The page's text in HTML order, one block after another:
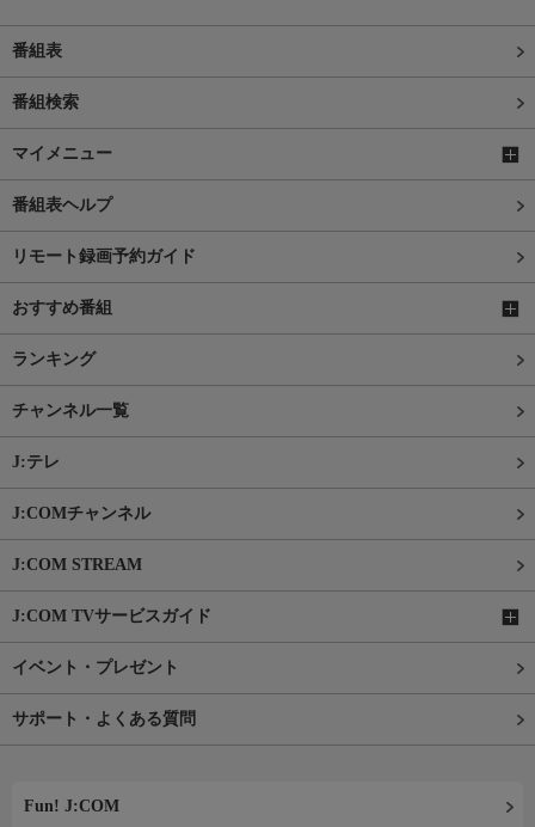
番組表
番組検索
マイメニュー
番組表ヘルプ
リモート録画予約ガイド
おすすめ番組
ランキング
チャンネル一覧
J:テレ
J:COMチャンネル
J:COM STREAM
J:COM TVサービスガイド
イベント・プレゼント
サポート・よくある質問
Fun! J:COM